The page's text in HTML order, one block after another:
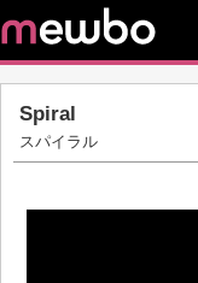
Spiral
スパイラル